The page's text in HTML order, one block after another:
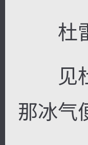
杜雷
见杜
那冰气